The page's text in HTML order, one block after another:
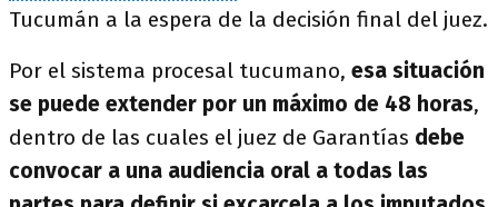
Tucumán a la espera de la decisión final del juez.
Por el sistema procesal tucumano, esa situación
se puede extender por un máximo de 48 horas,
dentro de las cuales el juez de Garantías debe
convocar a una audiencia oral a todas las